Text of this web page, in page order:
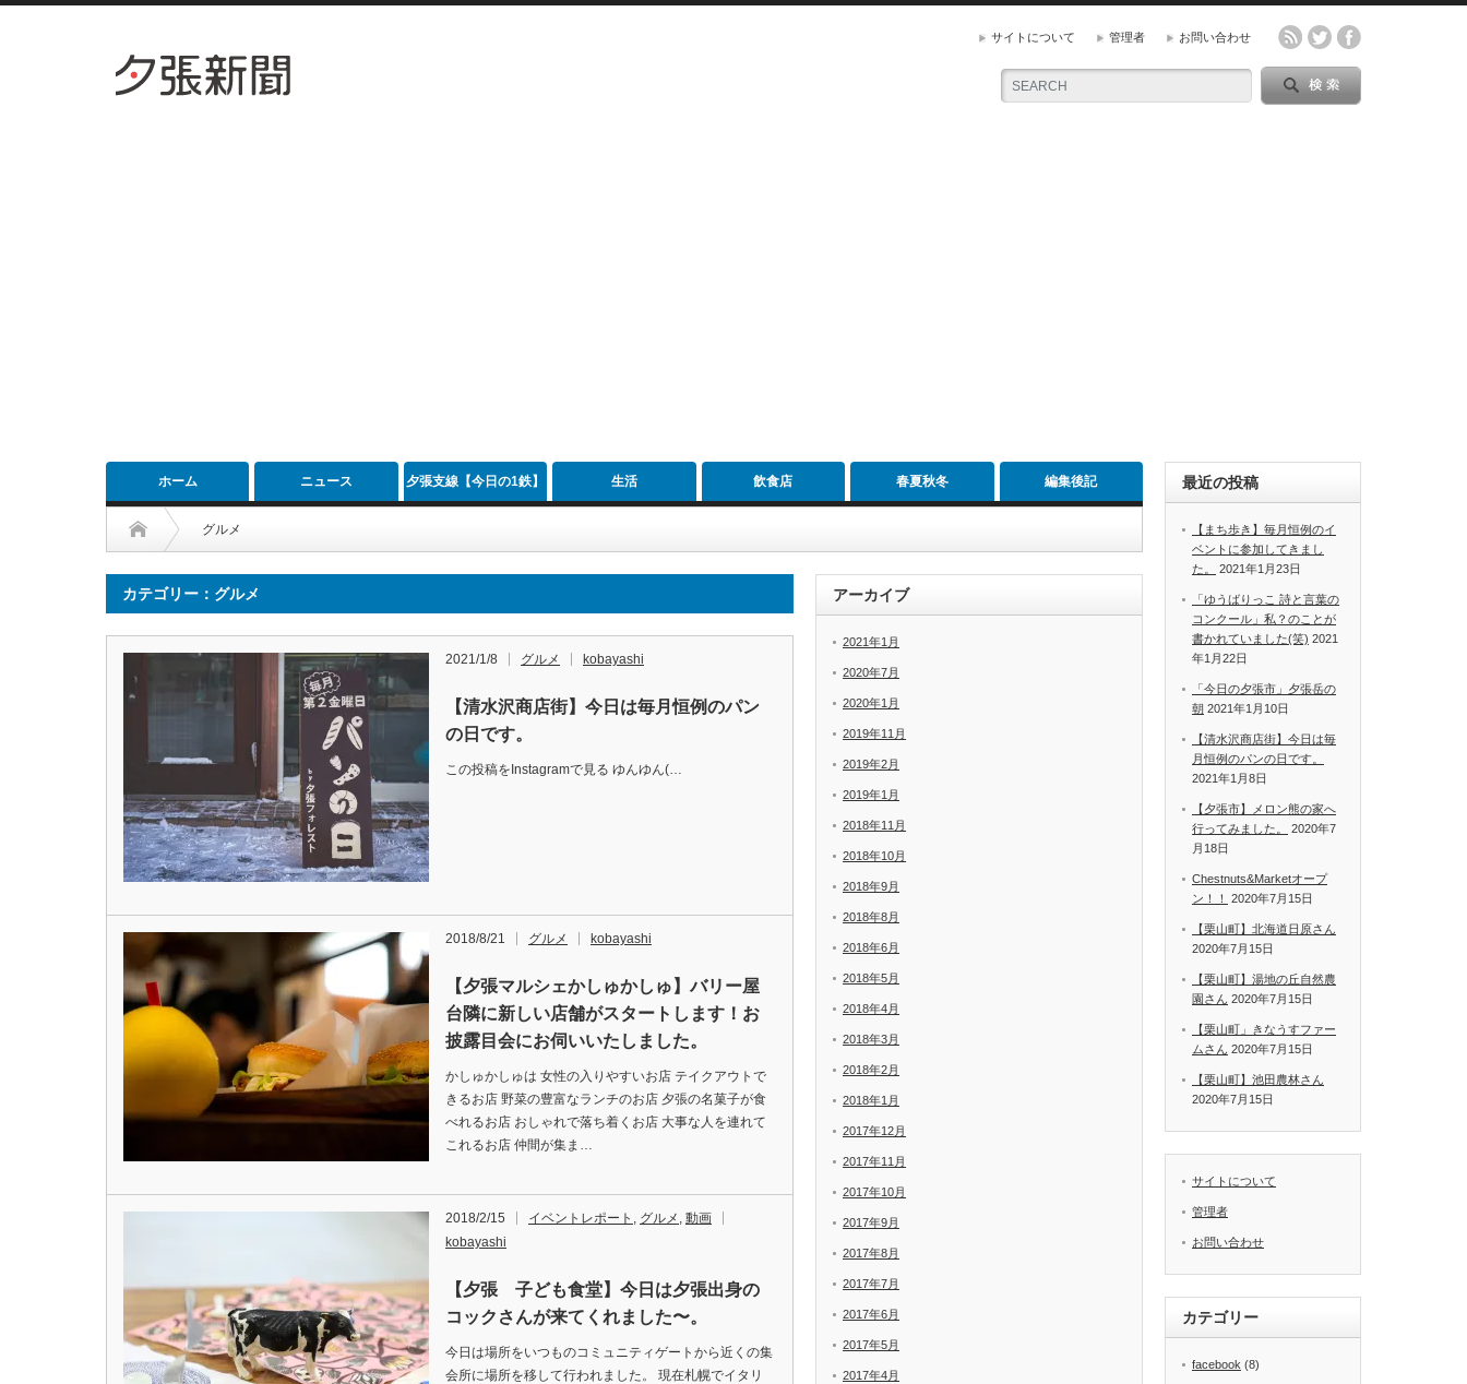
サイトについて 管理者 お問い合わせ
ホーム ニュース 夕張支線【今日の1鉄】 生活 飲食店 春夏秋冬 編集後記
グルメ
カテゴリー：グルメ
2021/1/8 グルメ kobayashi
【清水沢商店街】今日は毎月恒例のパン
の日です。
この投稿をInstagramで見る ゆんゆん(…
2018/8/21 グルメ kobayashi
【夕張マルシェかしゅかしゅ】バリー屋
台隣に新しい店舗がスタートします！お
披露目会にお伺いいたしました。
かしゅかしゅは 女性の入りやすいお店 テイクアウトで
きるお店 野菜の豊富なランチのお店 夕張の名菓子が食
べれるお店 おしゃれで落ち着くお店 大事な人を連れて
これるお店 仲間が集ま…
2018/2/15 イベントレポート , グルメ , 動画
kobayashi
【夕張 子ども食堂】今日は夕張出身の
コックさんが来てくれました〜。
今日は場所をいつものコミュニティゲートから近くの集
会所に場所を移して行われました。 現在札幌でイタリ
アーカイブ
2021年1月
2020年7月
2020年1月
2019年11月
2019年2月
2019年1月
2018年11月
2018年10月
2018年9月
2018年8月
2018年6月
2018年5月
2018年4月
2018年3月
2018年2月
2018年1月
2017年12月
2017年11月
2017年10月
2017年9月
2017年8月
2017年7月
2017年6月
2017年5月
2017年4月
最近の投稿
【まち歩き】毎月恒例のイ
ベントに参加してきまし
た。
2021年1月23日
「ゆうばりっこ 詩と言葉の
コンクール」私？のことが
書かれていました(笑) 2021
年1月22日
「今日の夕張市」夕張岳の
朝 2021年1月10日
【清水沢商店街】今日は毎
月恒例のパンの日です。
2021年1月8日
【夕張市】メロン熊の家へ
行ってみました。
2020年7
月18日
Chestnuts&Marketオープ
ン！！
2020年7月15日
【栗山町】北海道日原さん
2020年7月15日
【栗山町】湯地の丘自然農
園さん 2020年7月15日
【栗山町」きなうすファー
ムさん 2020年7月15日
【栗山町】池田農林さん
2020年7月15日
サイトについて
管理者
お問い合わせ
カテゴリー
facebook (8)